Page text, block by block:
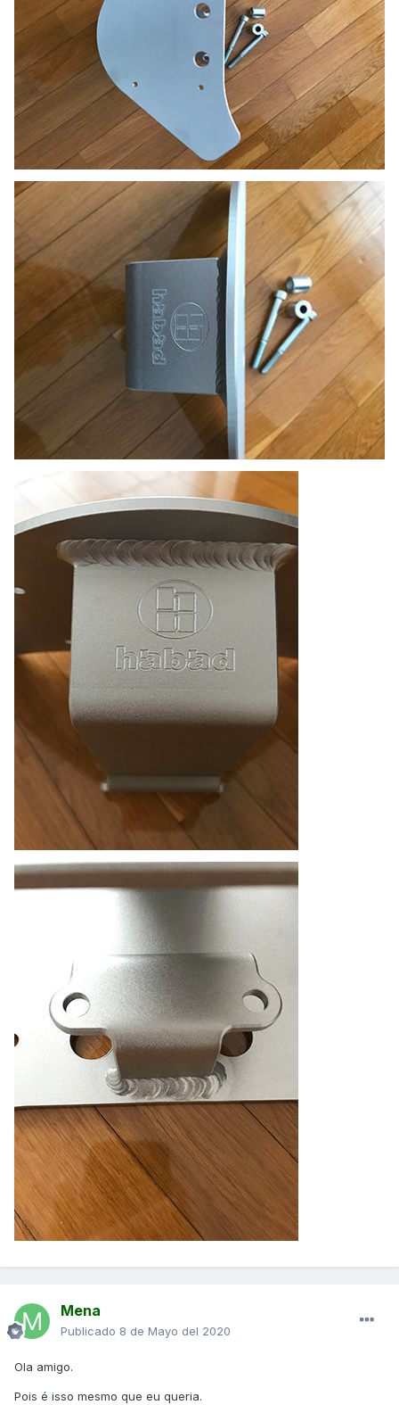
Mena
Publicado 8 de Mayo del 2020
Ola amigo.
Pois é isso mesmo que eu queria.